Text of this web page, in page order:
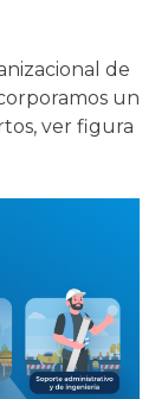
de
un
ver figura